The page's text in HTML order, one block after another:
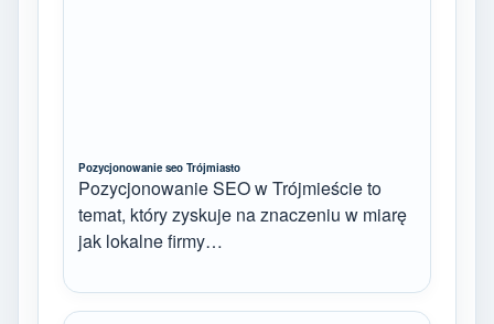
Pozycjonowanie seo Trójmiasto
Pozycjonowanie SEO w Trójmieście to
temat, który zyskuje na znaczeniu w miarę
jak lokalne firmy…